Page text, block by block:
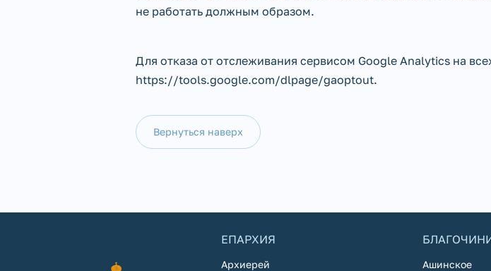
не работать должным образом.
Для отказа от отслеживания сервисом Google Analytics на
https://tools.google.com/dlpage/gaoptout.
Вернуться наверх
ЕПАРХИЯ
Архиерей
Ашинское